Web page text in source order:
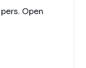
Open